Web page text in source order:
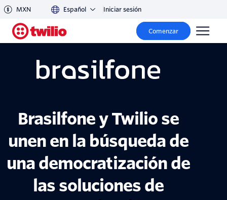
MXN Español Iniciar sesión
Comenzar
Brasilfone y Twilio se
unen en la búsqueda de
una democratización de
las soluciones de